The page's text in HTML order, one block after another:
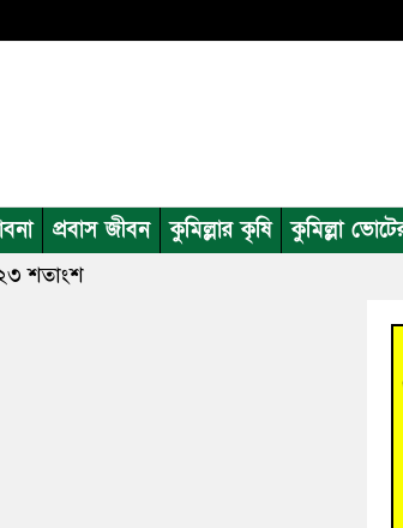
প্রবাস জীবন কুমিল্লার কৃষি কুমিল্লা
শতাংশ